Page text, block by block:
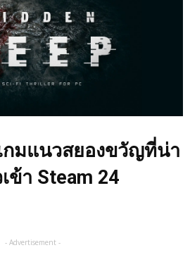
กมแนวสยองขวัญที่น่า
ข้า Steam 24
- Advertisement -